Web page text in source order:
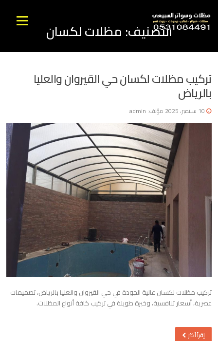
الى
المحتوى
القائمه التصنيف: مظلات لكسان
تركيب مظلات لكسان حي القيروان والعليا
بالرياض
10 سبتمبر، 2025 مؤلف: admin
تركيب مظلات لكسان عالية الجودة في حي القيروان والعليا بالرياض، تصميمات
عصرية، أسعار تنافسية، وخبرة طويلة في تركيب كافة أنواع المظلات.
إقرأ أكثر